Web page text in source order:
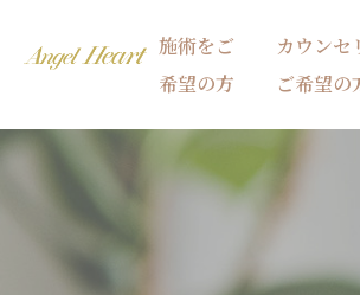
カウンセリングをご希望の方へ
施術をご
希望の方
カウンセ
ご希望の